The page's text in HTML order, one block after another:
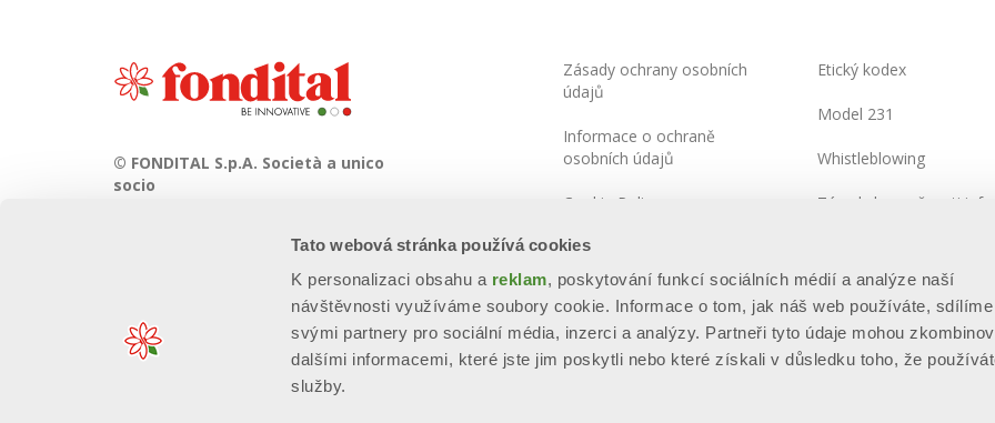
Tato webová stránka používá cookies
K personalizaci obsahu a reklam, poskytování funkcí sociálních médií a analýze naší
návštěvnosti využíváme soubory cookie. Informace o tom, jak náš web používáte,
svými partnery pro sociální média, inzerci a analýzy. Partneři tyto údaje mohou
dalšími informacemi, které jste jim poskytli nebo které získali v důsledku toho, že
služby.
© FONDITAL S.p.A. Società a unico
socio
Via Cerreto, 40 - 25079 VOBARNO
Zásady ochrany osobních
údajů
Informace o ochraně
osobních údajů
Cookie Policy
Integrated Systems Policy
Mapa stránek
Etický kodex
Model 231
Whistleblowing
Zásady bezpečnosti